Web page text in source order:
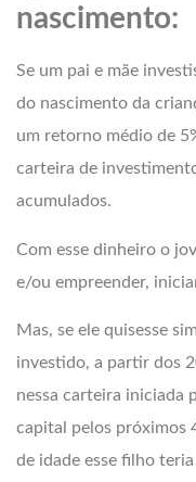
nascimento:
Se um pai e mãe
do nascimento da
um retorno médio de
carteira de
acumulados.
Com esse dinheiro o
e/ou empreender,
Mas, se ele quisesse
investido, a partir dos
nessa carteira iniciada
capital pelos próximos
de idade esse filho